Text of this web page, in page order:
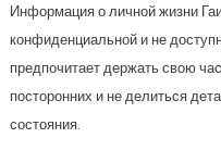
Информация о личной жизни
конфиденциальной и не
предпочитает держать свою
посторонних и не делиться
состояния.